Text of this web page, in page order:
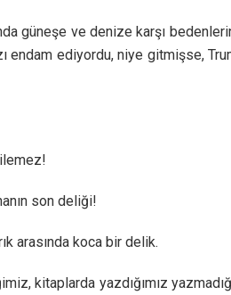
güneşe ve denize karşı
endam ediyordu, niye gitmişse,
son deliği!
arasında koca bir delik.
kitaplarda yazdığımız